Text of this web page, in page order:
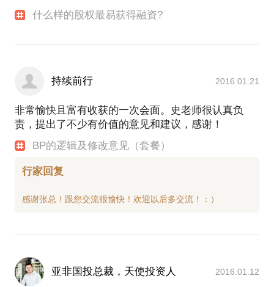
什么样的股权最易获得融资?
持续前行 2016.01.21
非常愉快且富有收获的一次会面。史老师很认真负
责，提出了不少有价值的意见和建议，感谢！
BP的逻辑及修改意见（套餐）
行家回复
亚非国投总裁，天使投资人 2016.01.12